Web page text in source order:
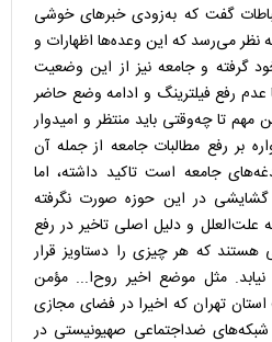
گفت که به‌زودی خبرهای خوشی
نظر می‌رسد که این وعده‌ها اظهارات و
گرفته و جامعه نیز از این وضعیت
عدم رفع فیلترینگ و ادامه وضع حاضر
مهم تا چه‌وقتی باید منتظر و امیدوار
بر رفع مطالبات جامعه از جمله آن
جامعه است تاکید داشته، اما
در این حوزه صورت نگرفته
علت‌العلل و دلیل اصلی تاخیر در رفع
هستند که هر چیزی را دستاویز قرار
مثل موضع اخیر روح‌ا... مؤمن
تهران که اخیرا در فضای مجازی
ضداجتماعی صهیونیستی در